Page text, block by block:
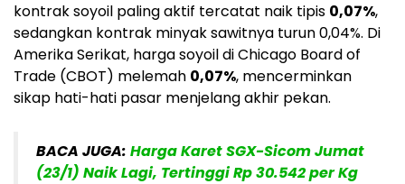
kontrak soyoil paling aktif tercatat naik tipis 0,07%,
sedangkan kontrak minyak sawitnya turun 0,04%. Di
Amerika Serikat, harga soyoil di Chicago Board of
Trade (CBOT) melemah 0,07%, mencerminkan
sikap hati-hati pasar menjelang akhir pekan.
BACA JUGA: Harga Karet SGX-Sicom Jumat
(23/1) Naik Lagi, Tertinggi Rp 30.542 per Kg